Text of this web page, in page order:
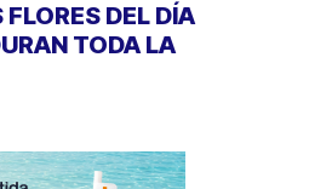
DEL DÍA
TODA LA